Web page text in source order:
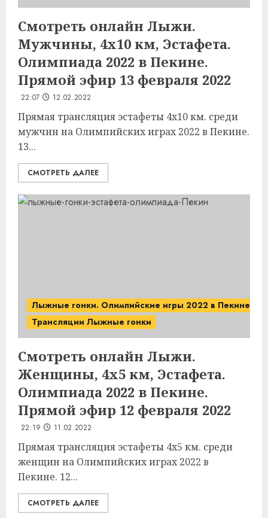
Смотреть онлайн Лыжи.
Мужчины, 4х10 км, Эстафета.
Олимпиада 2022 в Пекине.
Прямой эфир 13 февраля 2022
22:07 12.02.2022
Прямая трансляция эстафеты 4х10 км. среди
мужчин на Олимпийских играх 2022 в Пекине.
13...
СМОТРЕТЬ ДАЛЕЕ
Лыжные гонки. Олимпийские игры 2022 в Пекине.
Трансляции Лыжные гонки
Смотреть онлайн Лыжи.
Женщины, 4х5 км, Эстафета.
Олимпиада 2022 в Пекине.
Прямой эфир 12 февраля 2022
22:19 11.02.2022
Прямая трансляция эстафеты 4х5 км. среди
женщин на Олимпийских играх 2022 в
Пекине. 12...
СМОТРЕТЬ ДАЛЕЕ